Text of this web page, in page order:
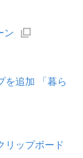
ン
を追加 「暮ら
リップボード